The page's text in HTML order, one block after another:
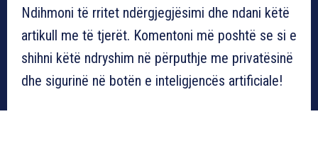
Ndihmoni të rritet ndërgjegjësimi dhe ndani këtë
artikull me të tjerët. Komentoni më poshtë se si e
shihni këtë ndryshim në përputhje me privatësinë
dhe sigurinë në botën e inteligjencës artificiale!